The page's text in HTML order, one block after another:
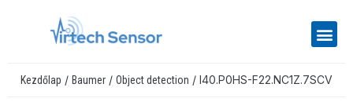
Kezdőlap / Baumer / Object detection / I40.P0HS-F22.NC1Z.7SCV